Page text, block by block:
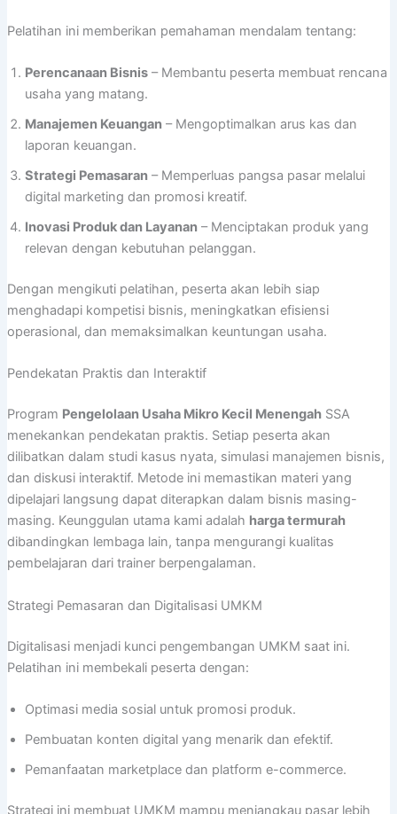
Pelatihan ini memberikan pemahaman mendalam tentang:
Perencanaan Bisnis– Membantu peserta membuat rencana
usaha yang matang.
Manajemen Keuangan– Mengoptimalkan arus kas dan
laporan keuangan.
Strategi Pemasaran– Memperluas pangsa pasar melalui
digital marketing dan promosi kreatif.
Inovasi Produk dan Layanan– Menciptakan produk yang
relevan dengan kebutuhan pelanggan.
Dengan mengikuti pelatihan, peserta akan lebih siap
menghadapi kompetisi bisnis, meningkatkan efisiensi
operasional, dan memaksimalkan keuntungan usaha.
Pendekatan Praktis dan Interaktif
Program Pengelolaan Usaha Mikro Kecil MenengahSSA
menekankan pendekatan praktis. Setiap peserta akan
dilibatkan dalam studi kasus nyata, simulasi manajemen bisnis,
dan diskusi interaktif. Metode ini memastikan materi yang
dipelajari langsung dapat diterapkan dalam bisnis masing-
masing. Keunggulan utama kami adalah harga termurah
dibandingkan lembaga lain, tanpa mengurangi kualitas
pembelajaran dari trainer berpengalaman.
Strategi Pemasaran dan Digitalisasi UMKM
Digitalisasi menjadi kunci pengembangan UMKM saat ini.
Pelatihan ini membekali peserta dengan:
Optimasi media sosial untuk promosi produk.
Pembuatan konten digital yang menarik dan efektif.
Pemanfaatan marketplace dan platform e-commerce.
Strategi ini membuat UMKM mampu menjangkau pasar lebih